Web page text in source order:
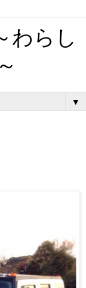
らし
▼